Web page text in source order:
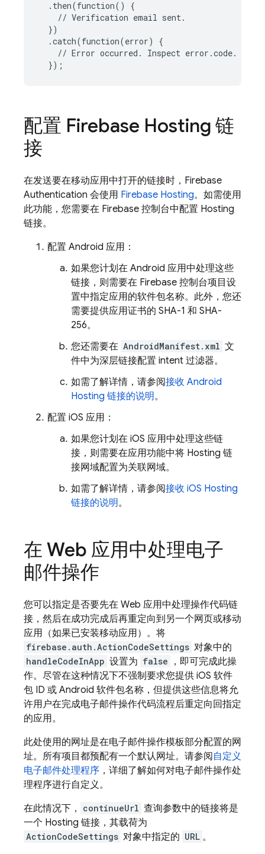
. then(function()
{
// Verification email sent.
})
.catch(function(error)
{
// Error occurred . Inspect error .code.
});
配置 Firebase Hosting 链
接
在发送要在移动应用中打开的链接时， Firebase
Authentication 会使用 Firebase Hosting。如需使用
此功能，您需要在 Firebase 控制台中配置 Hosting
链接。
配置 Android 应用：
如果您计划在 Android 应用中处理这些
链接，则需要在 Firebase 控制台项目设
置中指定应用的软件包名称。此外，您还
需要提供应用证书的 SHA-1 和 SHA-
256。
您还需要在 AndroidManifest.xml 文
件中为深层链接配置 intent 过滤器。
如需了解详情，请参阅接收 Android
Hosting 链接的说明。
配置 iOS 应用：
如果您计划在 iOS 应用中处理这些链
接，则需要在应用功能中将 Hosting 链
接网域配置为关联网域。
如需了解详情，请参阅接收 iOS Hosting
链接的说明。
在 Web 应用中处理电子
邮件操作
您可以指定是否要先在 Web 应用中处理操作代码链
接，然后在成功完成后再重定向到另一个网页或移动
应用（如果已安装移动应用）。将
firebase.auth.ActionCodeSettings 对象中的
handleCodeInApp 设置为 false
，即可完成此操
作。尽管在这种情况下不强制要求您提供 iOS 软件
包 ID 或 Android 软件包名称，但提供这些信息将允
许用户在完成电子邮件操作代码流程后重定向回指定
的应用。
此处使用的网址是在电子邮件操作模板部分配置的网
址。所有项目都预配有一个默认网址。请参阅 自定义
电子邮件处理程序 ，详细了解如何对电子邮件操作处
理程序进行自定义。
在此情况下，
continueUrl 查询参数中的链接将是
一个 Hosting 链接，其载荷为
ActionCodeSettings 对象中指定的 URL 。